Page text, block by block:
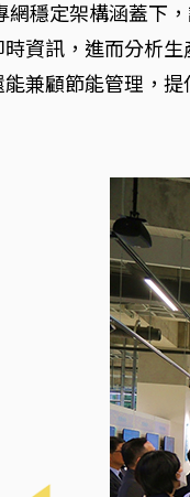
網穩定架構涵蓋下
資訊，進而分析
兼顧節能管理，提